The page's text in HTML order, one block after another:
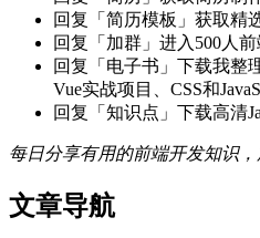
回复「简历模板」获取精
回复「加群」进入500人
回复「电子书」下载我整
Vue实战项目、CSS和
回复「知识点」下载高清
每日分享有用的前端开发知识
文章导航